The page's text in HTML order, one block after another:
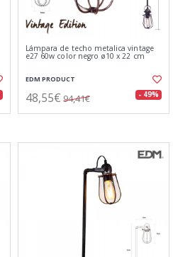
Lámpara de techo metalica vintage
e27 60w color negro ø10 x 22 cm
EDM PRODUCT
48,55€ 94,41€ - 49%